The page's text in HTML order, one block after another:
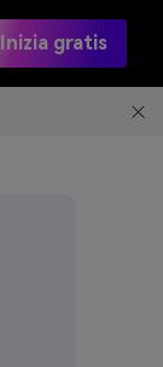
Inizia gratis